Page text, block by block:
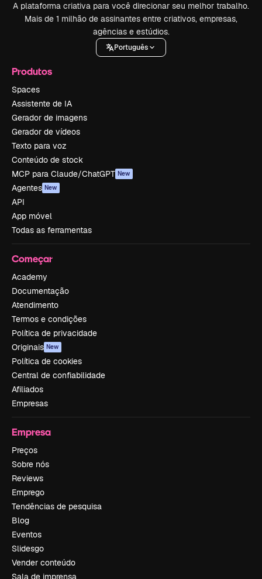
A plataforma criativa para você direcionar seu melhor trabalho.
Mais de 1 milhão de assinantes entre criativos, empresas,
agências e estúdios.
Português
Produtos
Spaces
Assistente de IA
Gerador de imagens
Gerador de vídeos
Texto para voz
Conteúdo de stock
MCP para Claude/ChatGPT New
Agentes New
API
App móvel
Todas as ferramentas
Começar
Academy
Documentação
Atendimento
Termos e condições
Política de privacidade
Originais New
Política de cookies
Central de confiabilidade
Afiliados
Empresas
Empresa
Preços
Sobre nós
Reviews
Emprego
Tendências de pesquisa
Blog
Eventos
Slidesgo
Vender conteúdo
Sala de imprensa